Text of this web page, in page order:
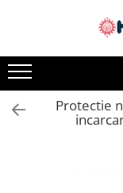
PET-GProtectie